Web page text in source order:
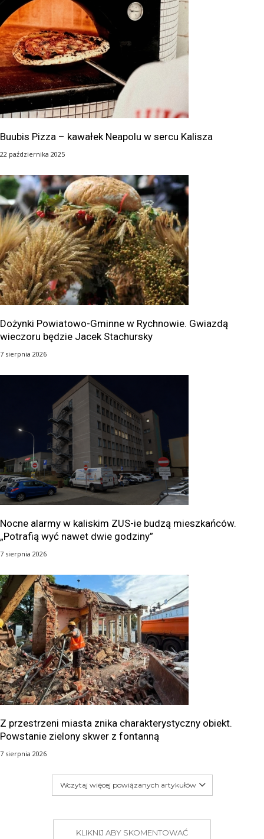
Buubis Pizza – kawałek Neapolu w sercu Kalisza
22 października 2025
Dożynki Powiatowo-Gminne w Rychnowie. Gwiazdą
wieczoru będzie Jacek Stachursky
7 sierpnia 2026
Nocne alarmy w kaliskim ZUS-ie budzą mieszkańców.
„Potrafią wyć nawet dwie godziny”
7 sierpnia 2026
Z przestrzeni miasta znika charakterystyczny obiekt.
Powstanie zielony skwer z fontanną
7 sierpnia 2026
Wczytaj więcej powiązanych artykułów
KLIKNIJ ABY SKOMENTOWAĆ